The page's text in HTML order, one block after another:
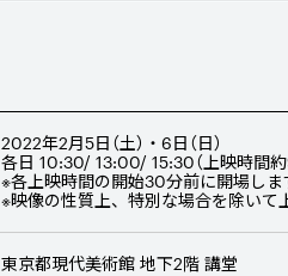
2022年2月5日（土）・6日（日）
各日 10:30/ 13:00/ 15:30（上映時間約
※各上映時間の開始30分前に開場しま
※映像の性質上、特別な場合を除いて
東京都現代美術館 地下2階 講堂